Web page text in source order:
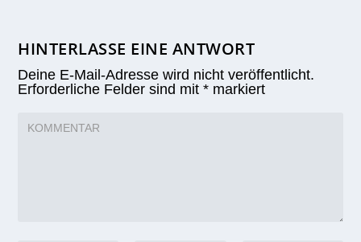
HINTERLASSE EINE ANTWORT
Deine E-Mail-Adresse wird nicht veröffentlicht.
Erforderliche Felder sind mit* markiert